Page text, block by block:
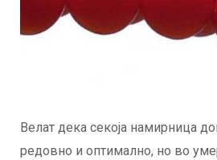
Велат дека секоја намирница
редовно и оптимално, но во